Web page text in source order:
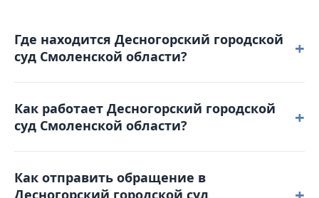
Где находится Десногорский городской
суд Смоленской области?
+
расположен по адресу: 216400, Смоленская
область, г. Десногорск, 3-мкр, общежитие 14.
Как работает Десногорский городской
суд Смоленской области?
+
00 пятница: с 9-00 до 17-00. Обеденный перерыв с
Как отправить обращение в
Десногорский городской суд